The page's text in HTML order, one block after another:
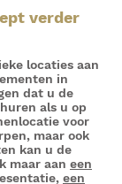
verder
locaties aan
in
dat u de
als u op
voor
maar ook
kan u de
maar aan een
een